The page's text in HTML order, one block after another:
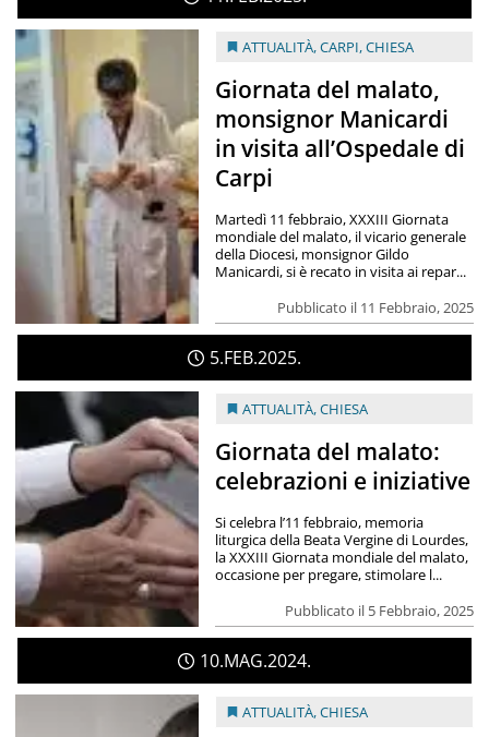
ATTUALITÀ,CARPI,CHIESA
Giornata del malato,
monsignor Manicardi
in visita all’Ospedale di
Carpi
Pubblicato il 11 Febbraio, 2025
Martedì 11 febbraio, XXXIII Giornata
mondiale del malato, il vicario generale
della Diocesi, monsignor Gildo
Manicardi, si è recato in visita ai repar...
5 FEB2025
ATTUALITÀ,CHIESA
Giornata del malato:
celebrazioni e iniziative
Pubblicato il 5 Febbraio, 2025
Si celebra l’11 febbraio, memoria
liturgica della Beata Vergine di Lourdes,
la XXXIII Giornata mondiale del malato,
occasione per pregare, stimolare l...
10 MAG 2024
ATTUALITÀ,CHIESA